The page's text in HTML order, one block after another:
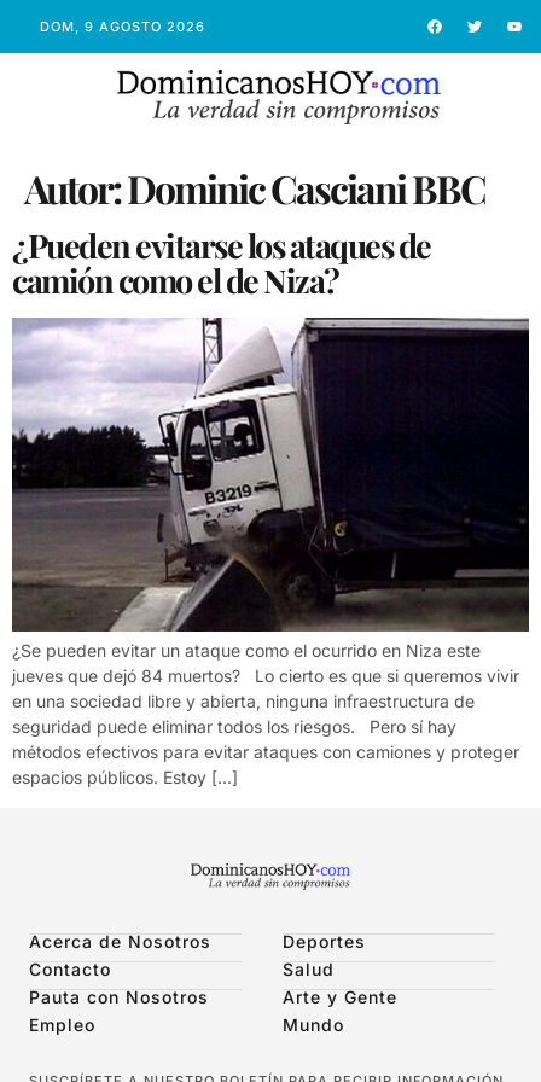
DOM, 9 AGOSTO 2026
Autor:Dominic Casciani BBC
¿Pueden evitarse los ataques de
camión como el de Niza?
¿Se pueden evitar un ataque como el ocurrido en Niza este
jueves que dejó 84 muertos? Lo cierto es que si queremos vivir
en una sociedad libre y abierta, ninguna infraestructura de
seguridad puede eliminar todos los riesgos. Pero sí hay
métodos efectivos para evitar ataques con camiones y proteger
espacios públicos. Estoy […]
Acerca de Nosotros
Contacto
Pauta con Nosotros
Empleo
Deportes
Salud
Arte y Gente
Mundo